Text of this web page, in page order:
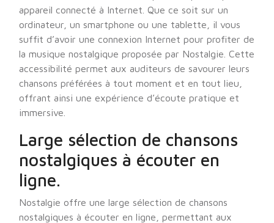
appareil connecté à Internet. Que ce soit sur un
ordinateur, un smartphone ou une tablette, il vous
suffit d’avoir une connexion Internet pour profiter de
la musique nostalgique proposée par Nostalgie. Cette
accessibilité permet aux auditeurs de savourer leurs
chansons préférées à tout moment et en tout lieu,
offrant ainsi une expérience d’écoute pratique et
immersive.
Large sélection de chansons
nostalgiques à écouter en
ligne.
Nostalgie offre une large sélection de chansons
nostalgiques à écouter en ligne, permettant aux